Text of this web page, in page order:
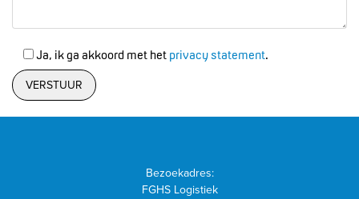
Ja, ik ga akkoord met het privacy statement.
Bezoekadres:
FGHS Logistiek